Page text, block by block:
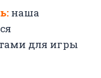
наша
для игры